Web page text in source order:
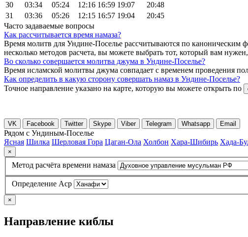
30
03:34 05:24 12:16 16:59 19:07
20:48
31
03:36 05:26 12:15 16:57 19:04
20:45
Часто задаваемые вопросы
Как рассчитывается время намаза?
Время молитв для Ундине-Поселье рассчитываются по
несколько методов расчета, вы можете выбрать тот, который вам
Во сколько совершается молитва джума в Ундине-Поселье?
Время исламской молитвы джума совпадает с временем проведения
Как определить в какую сторону совершать намаз в Ундине-Поселье?
Точное направление указано на карте, которую вы можете открыть по
VK Facebook Twitter Skype Viber Telegram Whatsapp Email
Рядом с Ундиным-Поселье
Ясная Шилка Шерловая Гора Цаган-Ола Холбон Хара-Шибирь Хада-
×
Метод расчёта времени намаза
Определение Аср
×
Направление киблы